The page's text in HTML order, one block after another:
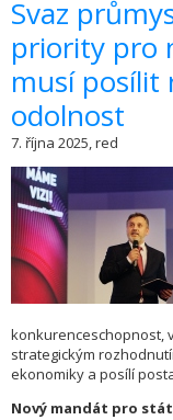
​Svaz
priority pro
musí posílit
odolnost
7. října 2025, red
konkurenceschopnost,
strategickým
ekonomiky a posílí
Nový mandát pro